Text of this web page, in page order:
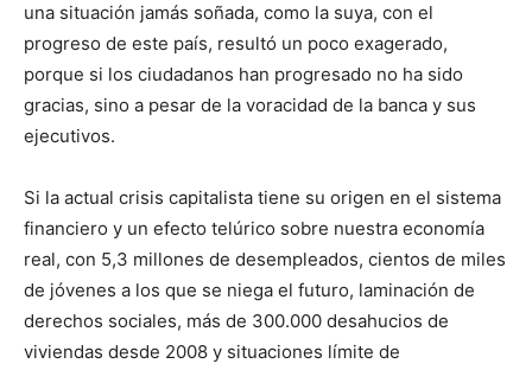
una situación jamás soñada, como la suya, con el
progreso de este país, resultó un poco exagerado,
porque si los ciudadanos han progresado no ha sido
gracias, sino a pesar de la voracidad de la banca y sus
ejecutivos.
Si la actual crisis capitalista tiene su origen en el sistema
financiero y un efecto telúrico sobre nuestra economía
real, con 5,3 millones de desempleados, cientos de miles
de jóvenes a los que se niega el futuro, laminación de
derechos sociales, más de 300.000 desahucios de
viviendas desde 2008 y situaciones límite de